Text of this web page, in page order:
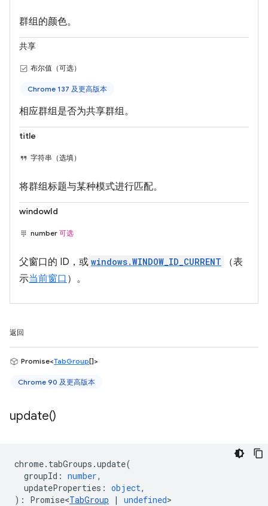
群组的颜色。
共享
布尔值（可选）
Chrome 137 及更高版本
相应群组是否为共享群组。
title
字符串（选填）
将群组标题与某种模式进行匹配。
windowId
number 可选
父窗口的 ID，或 windows.WINDOW_ID_CURRENT
（表
示当前窗口 ）。
返回
Promise<TabGroup[]>
Chrome 90 及更高版本
update()
chrome. tabGroups .update(
groupId : number,
updateProperties : object,
) : Promise<TabGroup | undefined>